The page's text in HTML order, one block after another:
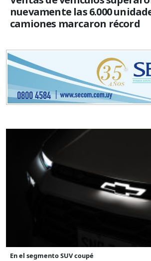
nuevamente las 6.000
camiones marcaron récord
En el segmento SUV coupé